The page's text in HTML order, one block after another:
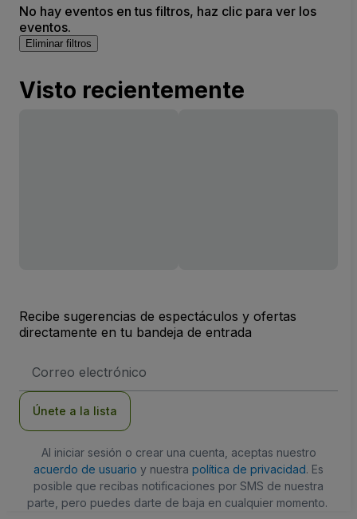
No hay eventos en tus filtros, haz clic para ver los
eventos.
Eliminar filtros
Visto recientemente
Recibe sugerencias de espectáculos y ofertas
directamente en tu bandeja de entrada
de
Únete a la lista
Al iniciar sesión o crear una cuenta, aceptas nuestro
acuerdo de usuario y nuestra política de privacidad. Es
posible que recibas notificaciones por SMS de nuestra
parte, pero puedes darte de baja en cualquier momento.